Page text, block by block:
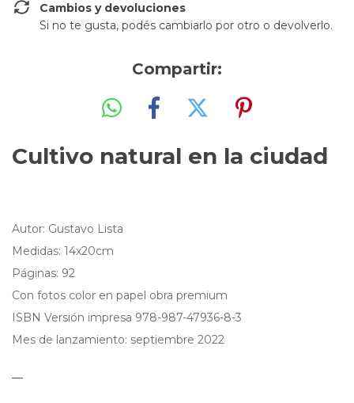
Cambios y devoluciones
Si no te gusta, podés cambiarlo por otro o devolverlo.
Compartir:
Cultivo natural en la ciudad
Autor: Gustavo Lista
Medidas: 14x20cm
Páginas: 92
Con fotos color en papel obra premium
ISBN Versión impresa 978-987-47936-8-3
Mes de lanzamiento: septiembre 2022
—